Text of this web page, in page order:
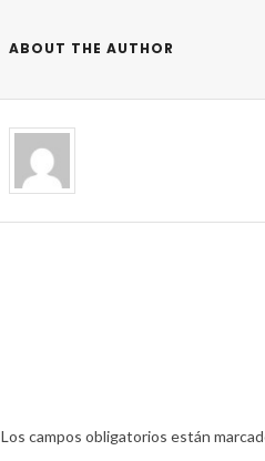
ABOUT THE AUTHOR
Los campos obligatorios están